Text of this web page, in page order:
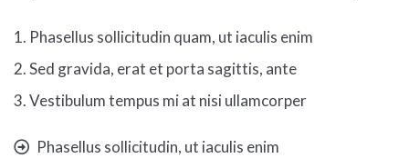
1. Phasellus sollicitudin quam, ut iaculis enim
2. Sed gravida, erat et porta sagittis, ante
3. Vestibulum tempus mi at nisi ullamcorper
Phasellus sollicitudin, ut iaculis enim